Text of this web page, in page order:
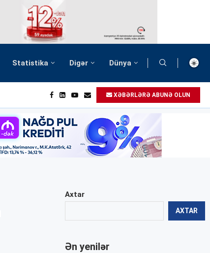
Statistika Digər Dünya
XƏBƏRLƏRƏ ABUNƏ OLUN
Axtar
AXTAR
Ən yenilər